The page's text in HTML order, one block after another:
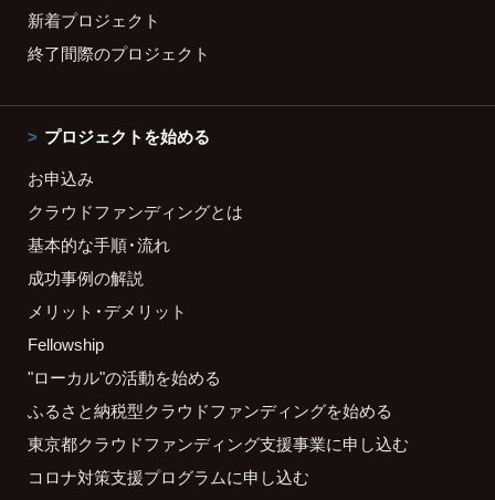
新着プロジェクト
終了間際のプロジェクト
プロジェクトを始める
お申込み
クラウドファンディングとは
基本的な手順・流れ
成功事例の解説
メリット・デメリット
Fellowship
"ローカル"の活動を始める
ふるさと納税型クラウドファンディングを始める
東京都クラウドファンディング支援事業に申し込む
コロナ対策支援プログラムに申し込む